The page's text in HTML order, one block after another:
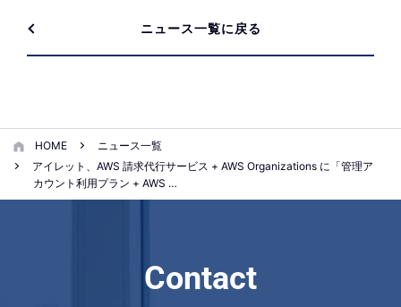
ニュース一覧に戻る
HOME
ニュース一覧
アイレット、AWS 請求代行サービス + AWS Organizations に「管理ア
カウント利用プラン + AWS …
Contact